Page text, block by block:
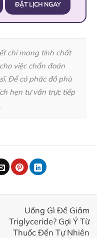
ĐẶT LỊCH NGAY
chỉ mang tính chất
việc chẩn đoán
Để có phác đồ phù
hẹn tư vấn trực tiếp
Uống Gì Để Giảm
Triglyceride? Gợi Ý Từ
Thuốc Đến Tự Nhiên